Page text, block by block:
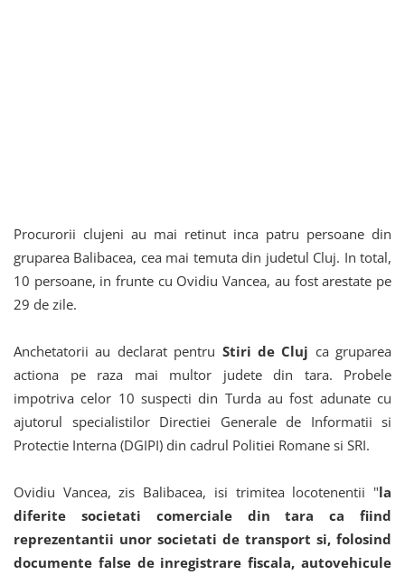
Procurorii clujeni au mai retinut inca patru persoane din
gruparea Balibacea, cea mai temuta din judetul Cluj. In total,
10 persoane, in frunte cu Ovidiu Vancea, au fost arestate pe
29 de zile.
Anchetatorii au declarat pentru Stiri de Cluj ca gruparea
actiona pe raza mai multor judete din tara. Probele
impotriva celor 10 suspecti din Turda au fost adunate cu
ajutorul specialistilor Directiei Generale de Informatii si
Protectie Interna (DGIPI) din cadrul Politiei Romane si SRI.
Ovidiu Vancea, zis Balibacea, isi trimitea locotenentii "la
diferite societati comerciale din tara ca fiind
reprezentantii unor societati de transport si, folosind
documente false de inregistrare fiscala, autovehicule